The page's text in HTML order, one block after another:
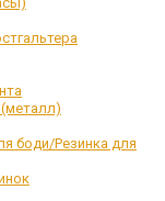
боди/Резинка для